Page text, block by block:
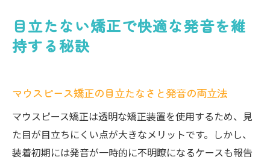
目立たない矯正で快適な発音を維
持する秘訣
マウスピース矯正の目立たなさと発音の両立法
マウスピース矯正は透明な矯正装置を使用するため、見
た目が目立ちにくい点が大きなメリットです。しかし、
装着初期には発音が一時的に不明瞭になるケースも報告